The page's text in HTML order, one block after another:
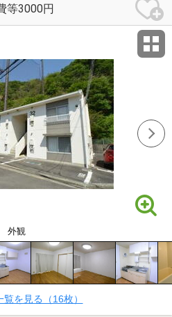
等3000円
外観
を見る（16枚）